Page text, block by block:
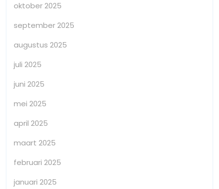
oktober 2025
september 2025
augustus 2025
juli 2025
juni 2025
mei 2025
april 2025
maart 2025
februari 2025
januari 2025